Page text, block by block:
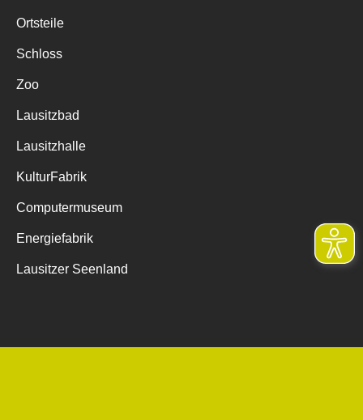
Ortsteile
Schloss
Zoo
Lausitzbad
Lausitzhalle
KulturFabrik
Computermuseum
Energiefabrik
Lausitzer Seenland